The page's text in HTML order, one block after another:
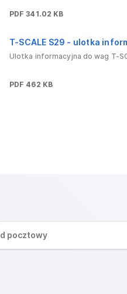
PDF 341.02 KB
T-SCALE S29 - ulotka
Ulotka informacyjna do wag T-
PDF 462 KB